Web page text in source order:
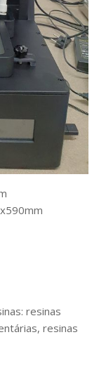
resinas
resinas